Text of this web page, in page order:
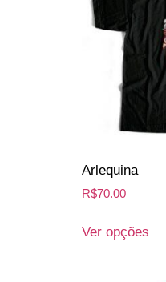
Arlequina
R$70.00
Ver opções